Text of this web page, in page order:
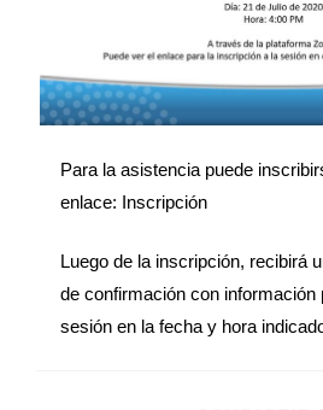
Para la asistencia puede
enlace: Inscripción
Luego de la inscripción, recibirá
de confirmación con información
sesión en la fecha y hora